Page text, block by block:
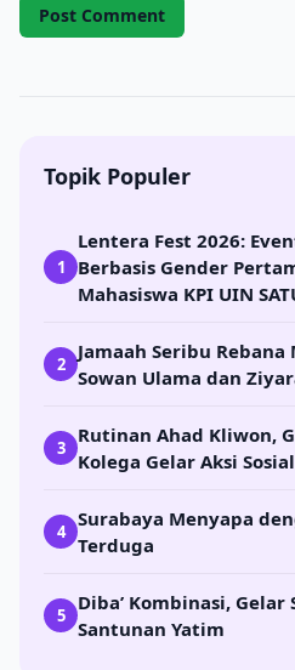
Topik Populer
1
Lentera Fest 2026:
Berbasis Gender
Mahasiswa KPI UIN
2
Jamaah Seribu
Sowan Ulama dan
3
Rutinan Ahad Kliwon,
Kolega Gelar Aksi Sosial
4
Surabaya Menyapa
Terduga
5
Diba’ Kombinasi,
Santunan Yatim